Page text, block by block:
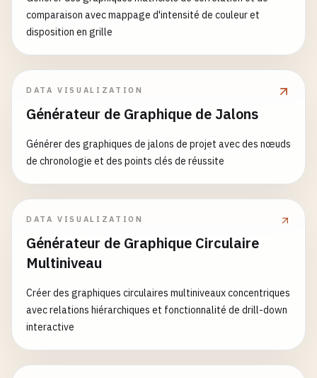
comparaison avec mappage d'intensité de couleur et
disposition en grille
DATA VISUALIZATION
Générateur de Graphique de Jalons
Générer des graphiques de jalons de projet avec des nœuds
de chronologie et des points clés de réussite
DATA VISUALIZATION
Générateur de Graphique Circulaire
Multiniveau
Créer des graphiques circulaires multiniveaux concentriques
avec relations hiérarchiques et fonctionnalité de drill-down
interactive